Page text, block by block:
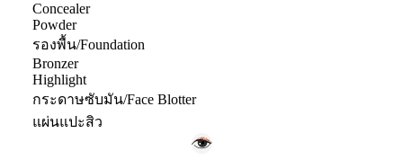
Concealer
Powder
รองพื้น/Foundation
Bronzer
Highlight
กระดาษซับมัน/Face Blotter
แผ่นแปะสิว